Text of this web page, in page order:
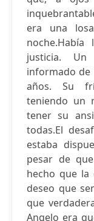
era una
justicia.
informado de
años. Su
teniendo un
tener su
todas.El
estaba
pesar de
hecho que la
deseo que
que
Angelo era